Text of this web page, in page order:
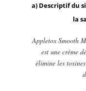
a) Descriptif du
la
Appletox Smooth
est une crème
élimine les